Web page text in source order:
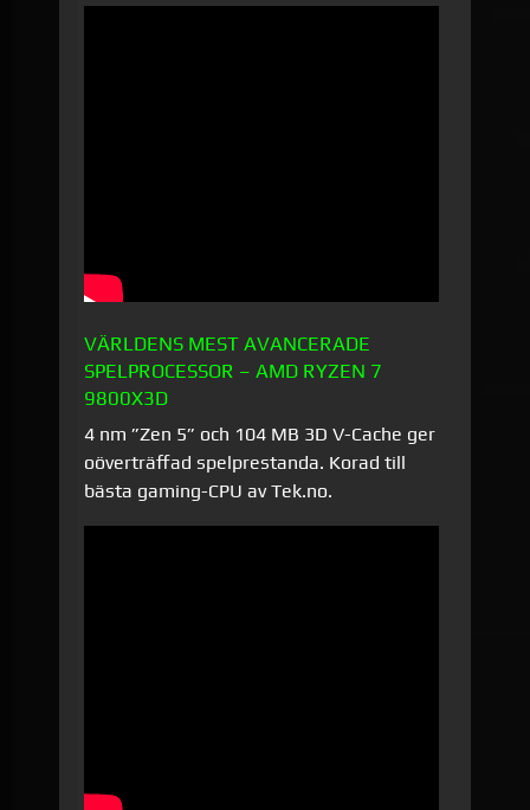
VÄRLDENS MEST AVANCERADE
SPELPROCESSOR – AMD RYZEN 7
9800X3D
4 nm ”Zen 5” och 104 MB 3D V-Cache ger
oöverträffad spelprestanda. Korad till
bästa gaming-CPU av Tek.no.